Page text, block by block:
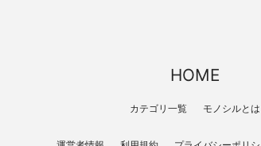
HOME
カテゴリ一覧 モノシルとは